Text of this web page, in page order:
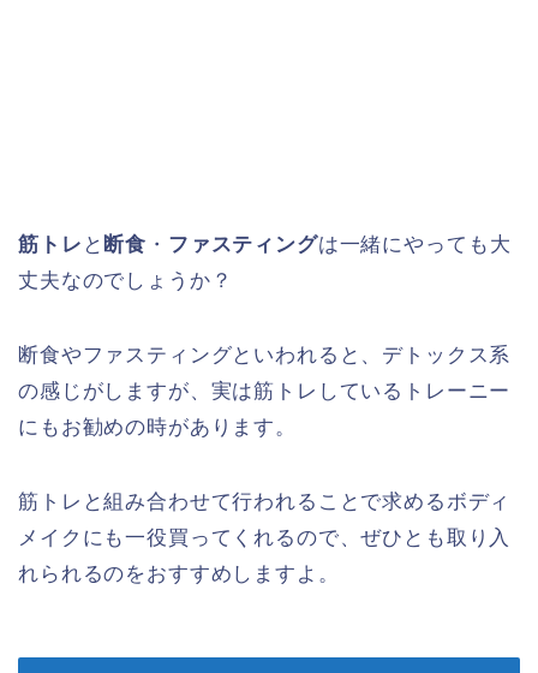
筋トレ と 断食 ・ ファスティングは一緒にやっても大
丈夫なのでしょうか？
断食やファスティングといわれると、デトックス系
の感じがしますが、実は筋トレしているトレーニー
にもお勧めの時があります。
筋トレと組み合わせて行われることで求めるボディ
メイクにも一役買ってくれるので、ぜひとも取り入
れられるのをおすすめしますよ。